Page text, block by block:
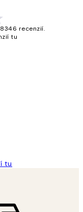
recenzií.
tu
tu